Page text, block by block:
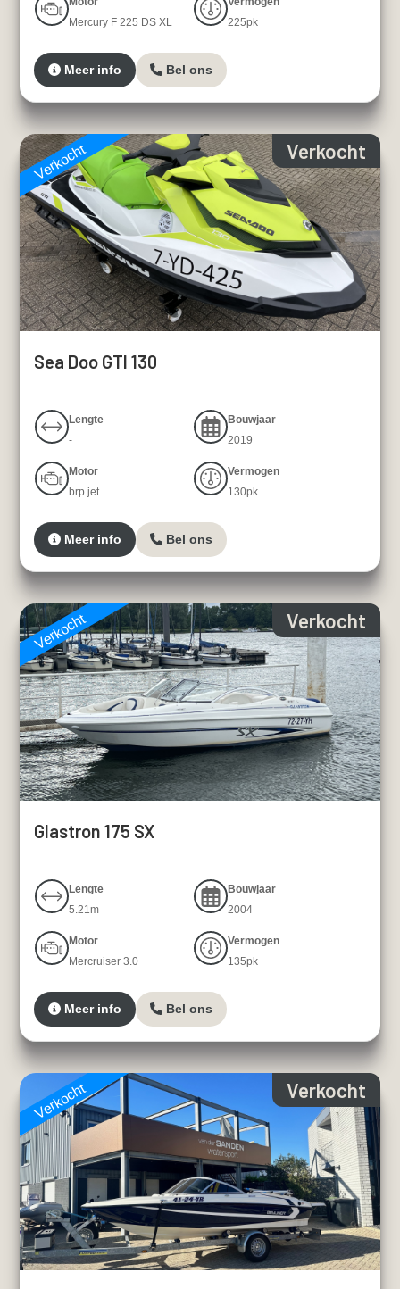
Mercury F 225 DS XL
225pk
Meer info Bel ons
Verkocht
Verkocht
Sea Doo GTI 130
Lengte
-
Bouwjaar
2019
Motor
brp jet
Vermogen
130pk
Meer info Bel ons
Verkocht
Verkocht
Glastron 175 SX
Lengte
5.21m
Bouwjaar
2004
Motor
Mercruiser 3.0
Vermogen
135pk
Meer info Bel ons
Verkocht
Verkocht